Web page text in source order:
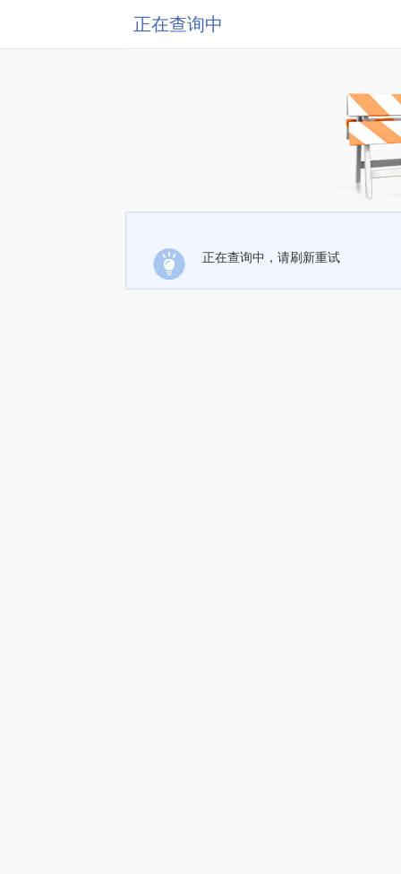
正在查询中
正在查询中，请刷新重试